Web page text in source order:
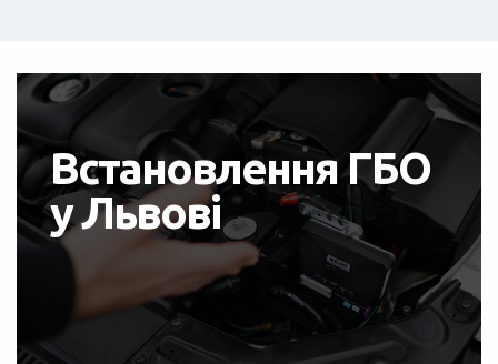
Встановлення ГБО
у Львові